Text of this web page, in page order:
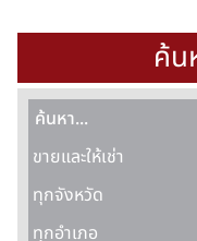
ค้น